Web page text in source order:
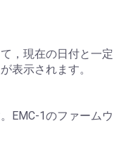
，現在の日付と一定
表示されます。
EMC-1のファームウ